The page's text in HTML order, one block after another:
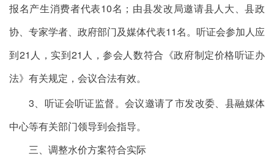
报名产生消费者代表10名；由县发改局邀请县人大、县政
协、专家学者、 政府部门及媒体代表11名。听证会参加人应
到21 人，实到21 人，参会人数符合《政府制定价格听证办
法》有关规定，会议合法有效。
3 、听证会听证监督。会议邀请了市发改委、县融媒体
中心等有关部门领导到会指导。
三、调整水价方案符合实际